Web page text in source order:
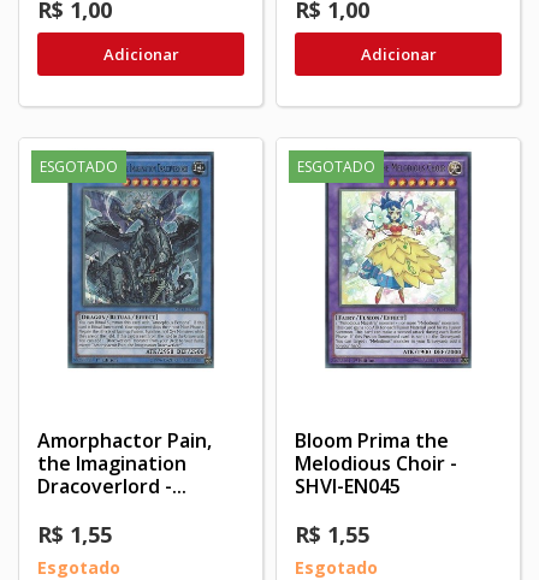
R$ 1,00
Adicionar
R$ 1,00
Adicionar
ESGOTADO
Amorphactor Pain,
the Imagination
Dracoverlord -...
R$ 1,55
Esgotado
ESGOTADO
Bloom Prima the
Melodious Choir -
SHVI-EN045
R$ 1,55
Esgotado